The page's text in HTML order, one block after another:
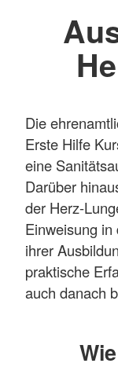
Die
Erste Hilfe
eine
Darüber
der Herz-
Einweisung
ihrer
praktische
auch danach